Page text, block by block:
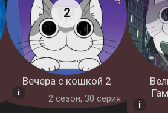
Вечера с кошкой 2
2 cезон, 30 серия